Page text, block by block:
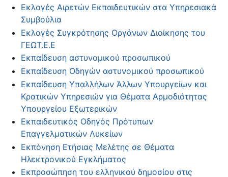
Εκλογές Αιρετών Εκπαιδευτικών στα Υπηρεσιακά
Συμβούλια
Εκλογές Συγκρότησης Οργάνων Διοίκησης του
ΓΕΩΤ.Ε.Ε
Εκπαίδευση αστυνομικού προσωπικού
Εκπαίδευση Οδηγών αστυνομικού προσωπικού
Εκπαίδευση Υπαλλήλων Άλλων Υπουργείων και
Κρατικών Υπηρεσιών για Θέματα Αρμοδιότητας
Υπουργείου Εξωτερικών
Εκπαιδευτικός Οδηγός Πρότυπων
Επαγγελματικών Λυκείων
Εκπόνηση Ετήσιας Μελέτης σε Θέματα
Ηλεκτρονικού Εγκλήματος
Εκπροσώπηση του ελληνικού δημοσίου στις